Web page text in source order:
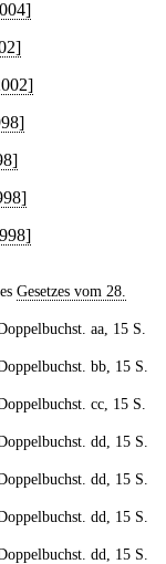
Gesetzes vom 28.
aa, 15 S.
bb, 15 S.
cc, 15 S.
dd, 15 S.
dd, 15 S.
dd, 15 S.
dd, 15 S.